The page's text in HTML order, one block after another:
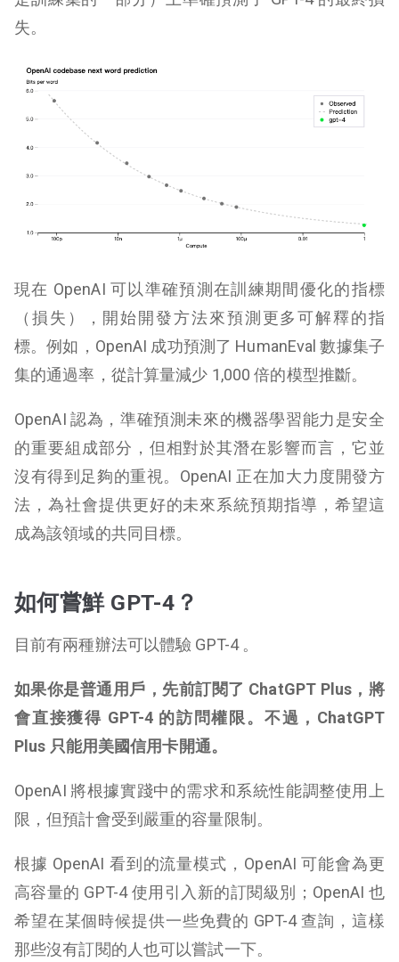
失。
現在 OpenAI 可以準確預測在訓練期間優化的指標
（損失），開始開發方法來預測更多可解釋的指
標。例如，OpenAI 成功預測了 HumanEval 數據集子
集的通過率，從計算量減少 1,000 倍的模型推斷。
OpenAI 認為，準確預測未來的機器學習能力是安全
的重要組成部分，但相對於其潛在影響而言，它並
沒有得到足夠的重視。OpenAI 正在加大力度開發方
法，為社會提供更好的未來系統預期指導，希望這
成為該領域的共同目標。
如何嘗鮮 GPT-4？
目前有兩種辦法可以體驗 GPT-4 。
如果你是普通用戶，先前訂閱了 ChatGPT Plus，將
會直接獲得 GPT-4 的訪問權限。不過，ChatGPT
Plus 只能用美國信用卡開通。
OpenAI 將根據實踐中的需求和系統性能調整使用上
限，但預計會受到嚴重的容量限制。
根據 OpenAI 看到的流量模式，OpenAI 可能會為更
高容量的 GPT-4 使用引入新的訂閱級別；OpenAI 也
希望在某個時候提供一些免費的 GPT-4 查詢，這樣
那些沒有訂閱的人也可以嘗試一下。